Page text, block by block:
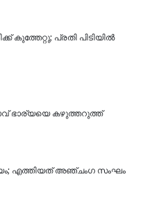
കുത്തേറ്റു; പ്രതി പിടിയില്‍
ഭാര്യയെ കഴുത്തറുത്ത്
എത്തിയത് അഞ്ചംഗ സംഘം